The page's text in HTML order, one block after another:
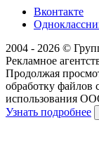
Вконтакте
2004 - 2026 ©
Рекламное
Продолжая
обработку файлов
использования
Узнать подробнее